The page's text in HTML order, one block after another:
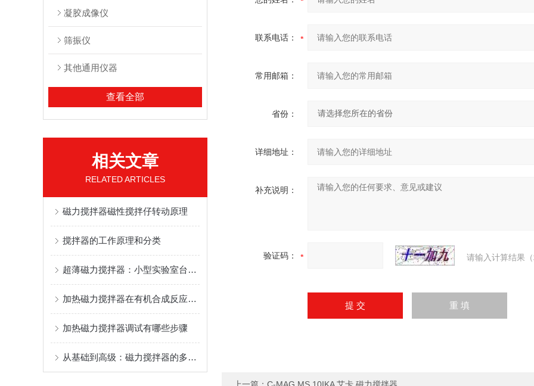
凝胶成像仪
筛振仪
其他通用仪器
查看全部
相关文章
RELATED ARTICLES
磁力搅拌器磁性搅拌仔转动原理
搅拌器的工作原理和分类
超薄磁力搅拌器：小型实验室台面集约化解决方案
加热磁力搅拌器在有机合成反应体系研究中的应用
加热磁力搅拌器调试有哪些步骤
从基础到高级：磁力搅拌器的多功能性与适应性
联系电话：
常用邮箱：
省份：
详细地址：
补充说明：
验证码： 请输入计算结果